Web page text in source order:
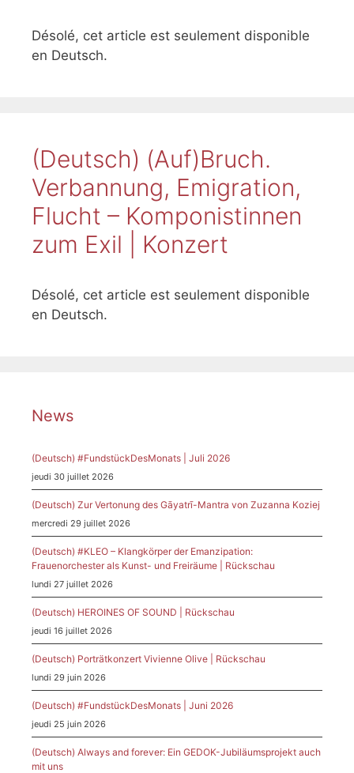
Désolé, cet article est seulement disponible
en Deutsch.
(Deutsch) (Auf)Bruch.
Verbannung, Emigration,
Flucht – Komponistinnen
zum Exil | Konzert
Désolé, cet article est seulement disponible
en Deutsch.
News
(Deutsch) #FundstückDesMonats | Juli 2026
jeudi 30 juillet 2026
(Deutsch) Zur Vertonung des Gāyatrī-Mantra von Zuzanna Koziej
mercredi 29 juillet 2026
(Deutsch) #KLEO – Klangkörper der Emanzipation:
Frauenorchester als Kunst- und Freiräume | Rückschau
lundi 27 juillet 2026
(Deutsch) HEROINES OF SOUND | Rückschau
jeudi 16 juillet 2026
(Deutsch) Porträtkonzert Vivienne Olive | Rückschau
lundi 29 juin 2026
(Deutsch) #FundstückDesMonats | Juni 2026
jeudi 25 juin 2026
(Deutsch) Always and forever: Ein GEDOK-Jubiläumsprojekt auch
mit uns